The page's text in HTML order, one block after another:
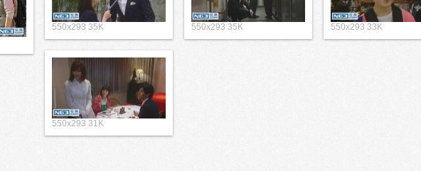
550x293 35K 550x293 35K 550x293 33K
550x293 31K